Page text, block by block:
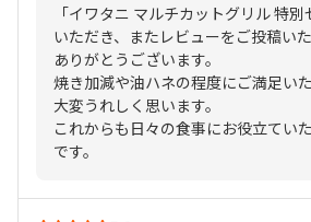
「イワタニ マルチカットグリル 特
いただき、またレビューをご投稿い
ありがとうございます。
焼き加減や油ハネの程度にご満足い
大変うれしく思います。
これからも日々の食事にお役立てい
です。